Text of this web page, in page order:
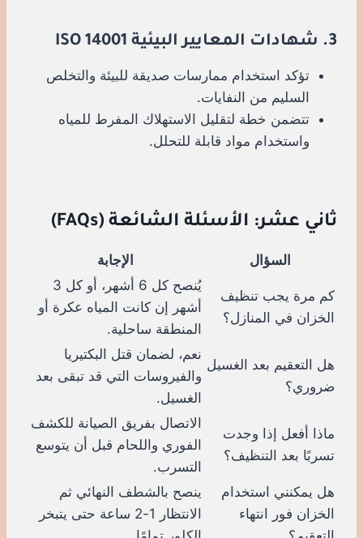
3. شهادات المعايير البيئية ISO 14001
تؤكد استخدام ممارسات صديقة للبيئة والتخلص
السليم من النفايات.
تتضمن خطة لتقليل الاستهلاك المفرط للمياه
واستخدام مواد قابلة للتحلل.
ثاني عشر: الأسئلة الشائعة (FAQs)
السؤال الإجابة
كم مرة يجب تنظيف
الخزان في المنازل؟
يُنصح كل 6 أشهر، أو كل 3
أشهر إن كانت المياه عكرة أو
المنطقة ساحلية.
هل التعقيم بعد الغسيل
ضروري؟
نعم، لضمان قتل البكتيريا
والفيروسات التي قد تبقى بعد
الغسيل.
ماذا أفعل إذا وجدت
تسربًا بعد التنظيف؟
الاتصال بفريق الصيانة للكشف
الفوري واللحام قبل أن يتوسع
التسرب.
هل يمكنني استخدام
الخزان فور انتهاء
ينصح بالشطف النهائي ثم
الانتظار 1-2 ساعة حتى يتبخر